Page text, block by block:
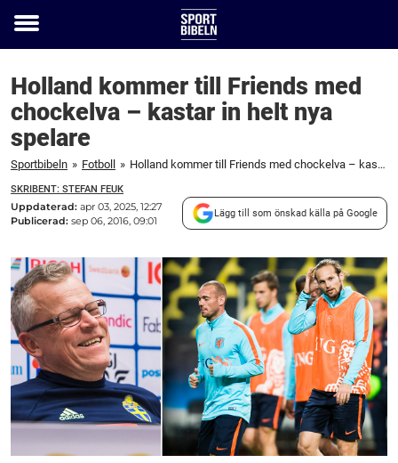
Toggle
Holland kommer till Friends med
chockelva – kastar in helt nya
spelare
Sportbibeln » Fotboll » Holland kommer till Friends med chockelva – kastar in helt nya spelare
SKRIBENT: STEFAN FEUK
Uppdaterad: apr 03, 2025, 12:27
Publicerad: sep 06, 2016, 09:01
Lägg till som önskad källa på Google